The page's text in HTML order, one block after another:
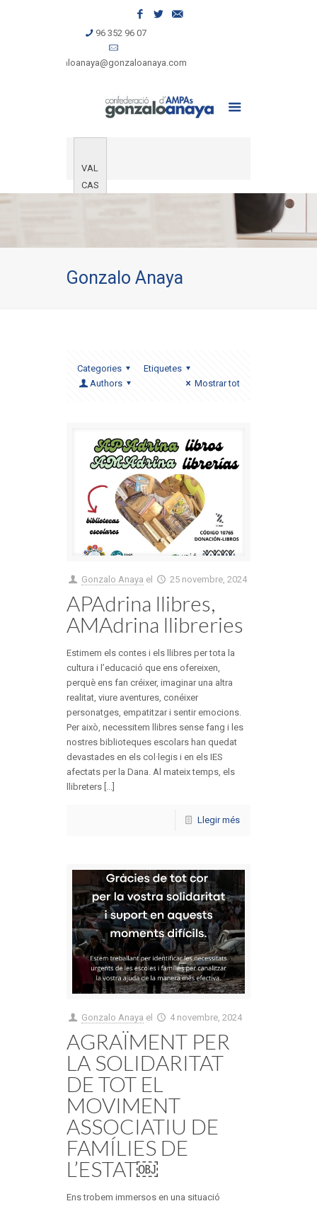
96 352 96 07
gonzaloanaya@gonzaloanaya.com
VAL
CAS
Gonzalo Anaya
Categories
Etiquetes
Authors
Mostrar tot
Gonzalo Anaya el 25 novembre, 2024
APAdrina llibres,
AMAdrina llibreries
Estimem els contes i els llibres per tota la
cultura i l’educació que ens ofereixen,
perquè ens fan créixer, imaginar una altra
realitat, viure aventures, conéixer
personatges, empatitzar i sentir emocions.
Per això, necessitem llibres sense fang i les
nostres biblioteques escolars han quedat
devastades en els col·legis i en els IES
afectats per la Dana. Al mateix temps, els
llibreters [...]
Llegir més
Gonzalo Anaya el 4 novembre, 2024
AGRAÏMENT PER
LA SOLIDARITAT
DE TOT EL
MOVIMENT
ASSOCIATIU DE
FAMÍLIES DE
L’ESTAT￼
Ens trobem immersos en una situació